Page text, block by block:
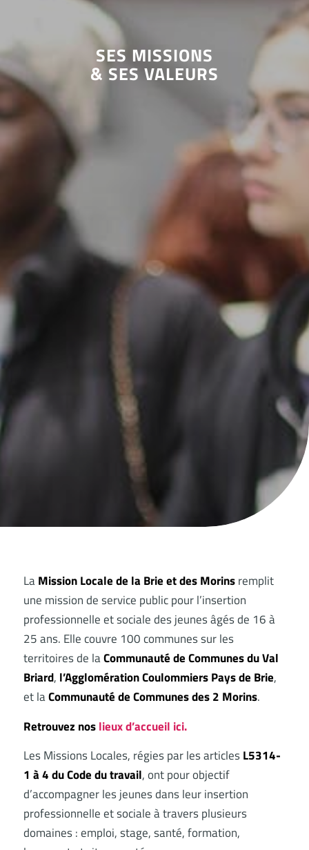
SES MISSIONS
& SES VALEURS
LaMission Locale de la Brie et des Morinsremplit
une mission de service public pour l’insertion
professionnelle et sociale des jeunes âgés de 16 à
25 ans. Elle couvre 100 communes sur les
territoires de laCommunauté de Communes du Val
Briard, l’Agglomération Coulommiers Pays de Brie,
et laCommunauté de Communes des 2 Morins.
Retrouvez noslieux d’accueil ici.
Les Missions Locales, régies par les articlesL5314-
1 à 4 du Code du travail, ont pour objectif
d’accompagner les jeunes dans leur insertion
professionnelle et sociale à travers plusieurs
domaines : emploi, stage, santé, formation,